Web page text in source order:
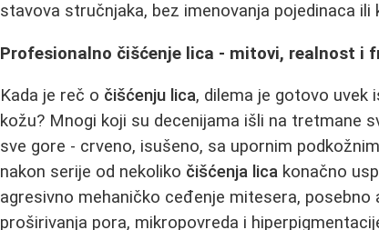
stavova stručnjaka, bez imenovanja pojedinaca ili
Profesionalno čišćenje lica - mitovi, realnost i
Kada je reč o čišćenju lica, dilema je gotovo
kožu? Mnogi koji su decenijama išli na tretmane
sve gore - crveno, isušeno, sa upornim
nakon serije od nekoliko čišćenja lica konačno
agresivno mehaničko ceđenje mitesera,
proširivanja pora, mikropovreda i